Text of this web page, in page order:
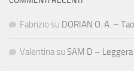
Fabrizio su DORIAN O. A. – Tao
Valentina su SAM D –